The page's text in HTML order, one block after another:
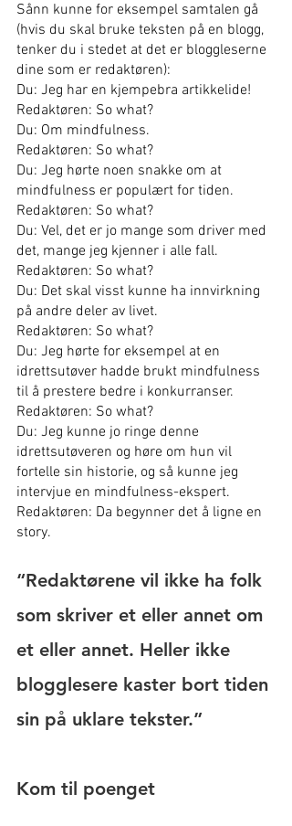
Sånn kunne for eksempel samtalen gå
(hvis du skal bruke teksten på en blogg,
tenker du i stedet at det er bloggleserne
dine som er redaktøren):
Du: Jeg har en kjempebra artikkelide!
Redaktøren: So what?
Du: Om mindfulness.
Redaktøren: So what?
Du: Jeg hørte noen snakke om at
mindfulness er populært for tiden.
Redaktøren: So what?
Du: Vel, det er jo mange som driver med
det, mange jeg kjenner i alle fall.
Redaktøren: So what?
Du: Det skal visst kunne ha innvirkning
på andre deler av livet.
Redaktøren: So what?
Du: Jeg hørte for eksempel at en
idrettsutøver hadde brukt mindfulness
til å prestere bedre i konkurranser.
Redaktøren: So what?
Du: Jeg kunne jo ringe denne
idrettsutøveren og høre om hun vil
fortelle sin historie, og så kunne jeg
intervjue en mindfulness-ekspert.
Redaktøren: Da begynner det å ligne en
story.
“Redaktørene vil ikke ha folk
som skriver et eller annet om
et eller annet. Heller ikke
blogglesere kaster bort tiden
sin på uklare tekster.”
Kom til poenget